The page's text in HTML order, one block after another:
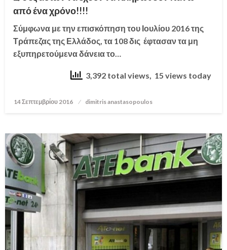
από ένα χρόνο!!!!
Σύμφωνα με την επισκόπηση του Ιουλίου 2016 της
Τράπεζας της Ελλάδος, τα 108 δις έφτασαν τα μη
εξυπηρετούμενα δάνεια το…
3,392 total views, 15 views today
Posted
14 Σεπτεμβρίου 2016 dimitris anastasopoulos